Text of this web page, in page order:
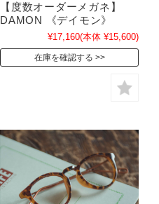
【度数オーダーメガネ】
DAMON 《デイモン》
¥17,160(本体 ¥15,600)
在庫を確認する